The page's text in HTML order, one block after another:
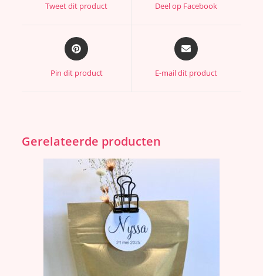
Tweet dit product Deel op Facebook
Pin dit product E-mail dit product
Gerelateerde producten